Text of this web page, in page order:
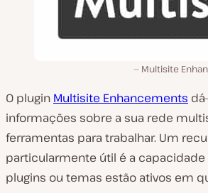
Multisite
O plugin Multisite Enhancements
informações sobre a sua rede
ferramentas para trabalhar. Um
particularmente útil é a capacidade
plugins ou temas estão ativos em